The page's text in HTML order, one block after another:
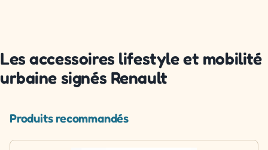
Les accessoires lifestyle et mobilité
urbaine signés Renault
Produits recommandés